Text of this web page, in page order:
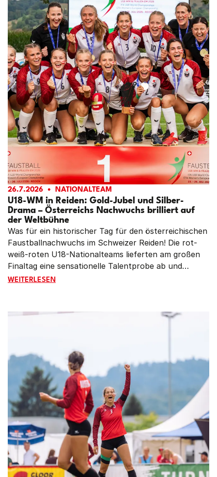
persönlichen Entwicklungsweg und die Menschen
zurück, die sie auf diesem Weg geprägt haben.
U18-WM in Reiden: Gold-Jubel und Silber-
Drama – Österreichs Nachwuchs brilliert auf
der Weltbühne
26.7.2026 NATIONALTEAM
Was für ein historischer Tag für den österreichischen
Faustballnachwuchs im Schweizer Reiden! Die rot-
weiß-roten U18-Nationalteams lieferten am großen
Finaltag eine sensationelle Talentprobe ab und
untermauerten eindrucksvoll die exzellente
Deutschland ihren Weltmeistertitel erfolgreich
Zusammen mit der gestrigen Bronzemedaille der
Frauen-Nationalmannschaft reist die Delegation von
Faustball Austria mit einem kompletten Medaillensatz
im Gepäck nach Hause.
WEITERLESENU18-WM IN REIDEN: GOLD-JUBEL UND SILBER-DRAMA